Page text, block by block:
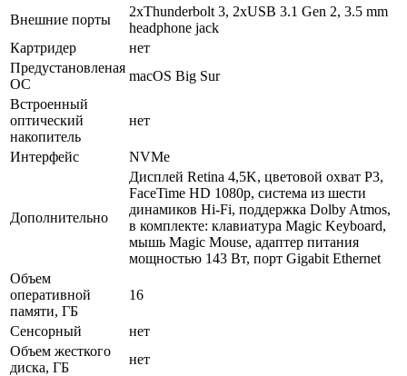
Внешние порты
2xThunderbolt 3, 2xUSB 3.1 Gen 2, 3.5 mm
headphone jack
Картридер
нет
Предустановленая
ОС
macOS Big Sur
Встроенный
оптический
накопитель
нет
Интерфейс NVMe
Дополнительно
Дисплей Retina 4,5K, цветовой охват P3,
FaceTime HD 1080p, система из шести
динамиков Hi-Fi, поддержка Dolby Atmos,
в комплекте: клавиатура Magic Keyboard,
мышь Magic Mouse, адаптер питания
мощностью 143 Вт, порт Gigabit Ethernet
Объем
оперативной
памяти, ГБ
16
Сенсорный
нет
Объем жесткого
диска, ГБ
нет